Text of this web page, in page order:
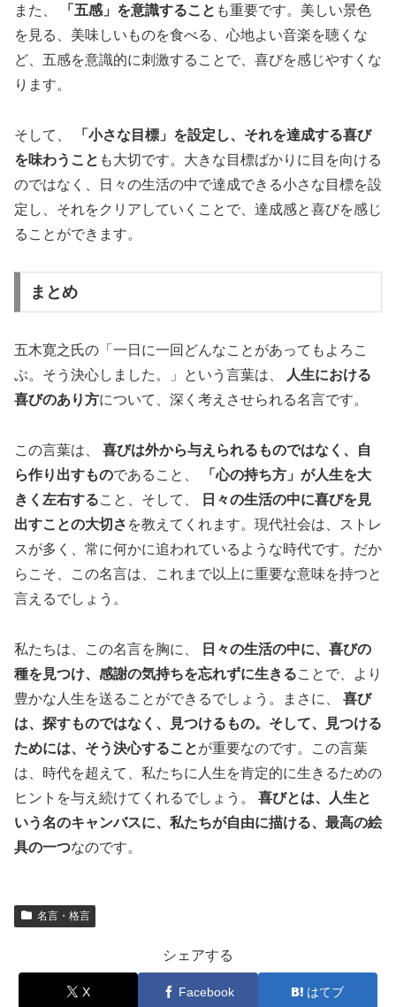
また、 「五感」を意識すること も重要です。美しい景色
を見る、美味しいものを食べる、心地よい音楽を聴くな
ど、五感を意識的に刺激することで、喜びを感じやすくな
ります。
そして、
「小さな目標」を設定し、それを達成する喜び
を味わうこと も大切です。大きな目標ばかりに目を向ける
のではなく、日々の生活の中で達成できる小さな目標を設
定し、それをクリアしていくことで、達成感と喜びを感じ
ることができます。
まとめ
五木寛之氏の「一日に一回どんなことがあってもよろこ
ぶ。そう決心しました。」という言葉は、
人生における
喜びのあり方について、深く考えさせられる名言です。
この言葉は、 喜びは外から与えられるものではなく、自
ら作り出すものであること、
「心の持ち方」が人生を大
きく左右すること、そして、
日々の生活の中に喜びを見
出すことの大切さ を教えてくれます。現代社会は、ストレ
スが多く、常に何かに追われているような時代です。だか
らこそ、この名言は、これまで以上に重要な意味を持つと
言えるでしょう。
私たちは、この名言を胸に、
日々の生活の中に、喜びの
種を見つけ、感謝の気持ちを忘れずに生きることで、より
豊かな人生を送ることができるでしょう。まさに、 喜び
は、探すものではなく、見つけるもの。そして、見つける
ためには、そう決心することが重要なのです。この言葉
は、時代を超えて、私たちに人生を肯定的に生きるための
ヒントを与え続けてくれるでしょう。 喜びとは、人生と
いう名のキャンバスに、私たちが自由に描ける、最高の絵
具の一つなのです。
名言・格言
シェアする
X Facebook はてブ